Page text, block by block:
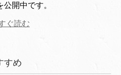
公開中です。
ぐ読む
すめ